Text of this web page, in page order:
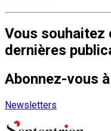
Vous souhaitez
dernières
Abonnez-vous
Newsletters